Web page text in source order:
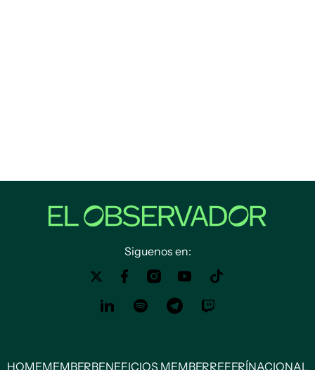
Siguenos en:
HOMEMEMBERBENEFICIOS MEMBERREFERÍNACIONAL